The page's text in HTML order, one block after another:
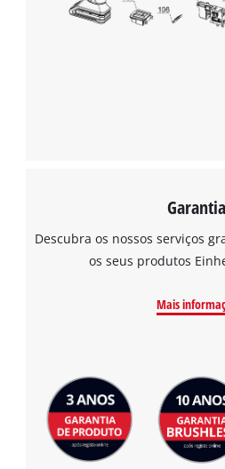
Descubra os nossos serviços
os seus produtos
Mais